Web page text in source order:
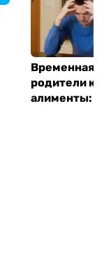
Временная
родители
алименты: